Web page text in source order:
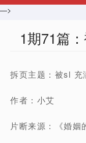
—>
1期71篇
拆页主题：被sl 充
作者：小艾
片断来源：《婚姻